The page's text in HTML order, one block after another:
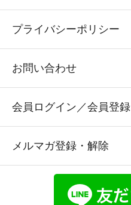
プライバシーポリシー
お問い合わせ
会員ログイン／会員登録
メルマガ登録・解除